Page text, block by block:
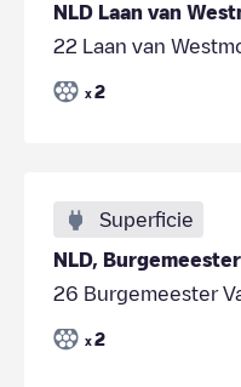
22 Laan van
x 2
Superficie
26 Burgemeester
x 2